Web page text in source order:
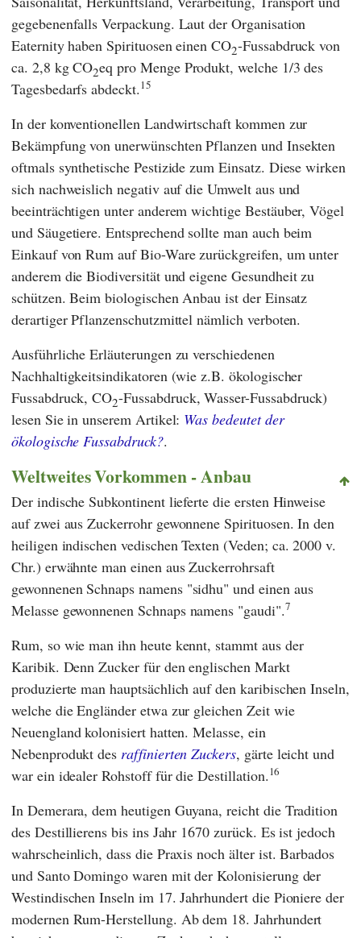
gegebenenfalls Verpackung. Laut der Organisation
Eaternityhaben Spirituosen einen CO2-Fussabdruck von
ca. 2,8 kg CO2eq pro Menge Produkt, welche 1/3 des
Tagesbedarfs abdeckt.15
In der konventionellen Landwirtschaft kommen zur
Bekämpfung von unerwünschten Pflanzen und Insekten
oftmals synthetische Pestizide zum Einsatz. Diese wirken
sich nachweislich negativ auf die Umwelt aus und
beeinträchtigen unter anderem wichtige Bestäuber, Vögel
und Säugetiere. Entsprechend sollte man auch beim
Einkauf von Rum auf Bio-Ware zurückgreifen, um unter
anderem die Biodiversität und eigene Gesundheit zu
schützen. Beim biologischen Anbau ist der Einsatz
derartiger Pflanzenschutzmittel nämlich verboten.
Ausführliche Erläuterungen zu verschiedenen
Nachhaltigkeitsindikatoren (wie z.B. ökologischer
Fussabdruck, CO2-Fussabdruck, Wasser-Fussabdruck)
lesen Sie in unserem Artikel: Was bedeutet der
ökologische Fussabdruck?.
Weltweites Vorkommen - Anbau
Der indische Subkontinent lieferte die ersten Hinweise
auf zwei aus Zuckerrohr gewonnene Spirituosen. In den
heiligen indischen vedischen Texten (Veden; ca. 2000 v.
Chr.) erwähnte man einen aus Zuckerrohrsaft
gewonnenen Schnaps namens "sidhu" und einen aus
Melasse gewonnenen Schnaps namens "gaudi".7
Rum, so wie man ihn heute kennt, stammt aus der
Karibik. Denn Zucker für den englischen Markt
produzierte man hauptsächlich auf den karibischen Inseln,
welche die Engländer etwa zur gleichen Zeit wie
Neuengland kolonisiert hatten. Melasse, ein
Nebenprodukt des raffinierten Zuckers, gärte leicht und
war ein idealer Rohstoff für die Destillation.16
In Demerara, dem heutigen Guyana, reicht die Tradition
des Destillierens bis ins Jahr 1670 zurück. Es ist jedoch
wahrscheinlich, dass die Praxis noch älter ist. Barbados
und Santo Domingo waren mit der Kolonisierung der
Westindischen Inseln im 17. Jahrhundert die Pioniere der
modernen Rum-Herstellung. Ab dem 18. Jahrhundert